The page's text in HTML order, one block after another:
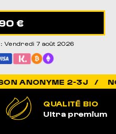
€
: Vendredi 7 août 2026
NON
QUALITÉ BIO
Ultra premium